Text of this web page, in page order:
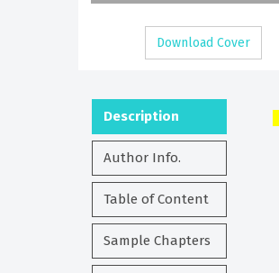
Download Cover
Description
Author Info.
Table of Content
Sample Chapters